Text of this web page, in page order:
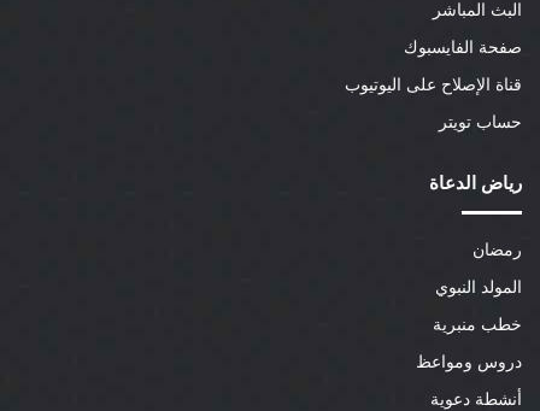
البث المباشر
صفحة الفايسبوك
قناة الإصلاح على اليوتيوب
حساب تويتر
رياض الدعاة
رمضان
المولد النبوي
خطب منبرية
دروس ومواعظ
أنشطة دعوية